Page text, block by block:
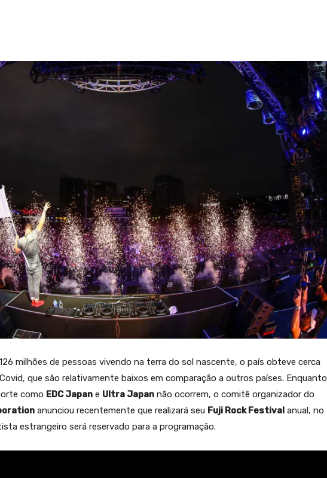
milhões de pessoas vivendo na terra do sol nascente, o país obteve cerca
que são relativamente baixos em comparação a outros países. Enquanto
como EDC Japan e Ultra Japan não ocorrem, o comitê organizador do
anunciou recentemente que realizará seu Fuji Rock Festival anual, no
estrangeiro será reservado para a programação.